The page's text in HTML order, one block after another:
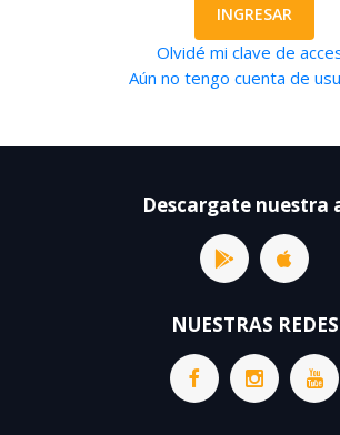
INGRESAR
Olvidé mi clave de
Aún no tengo cuenta de
Descargate nuestra
NUESTRAS REDES